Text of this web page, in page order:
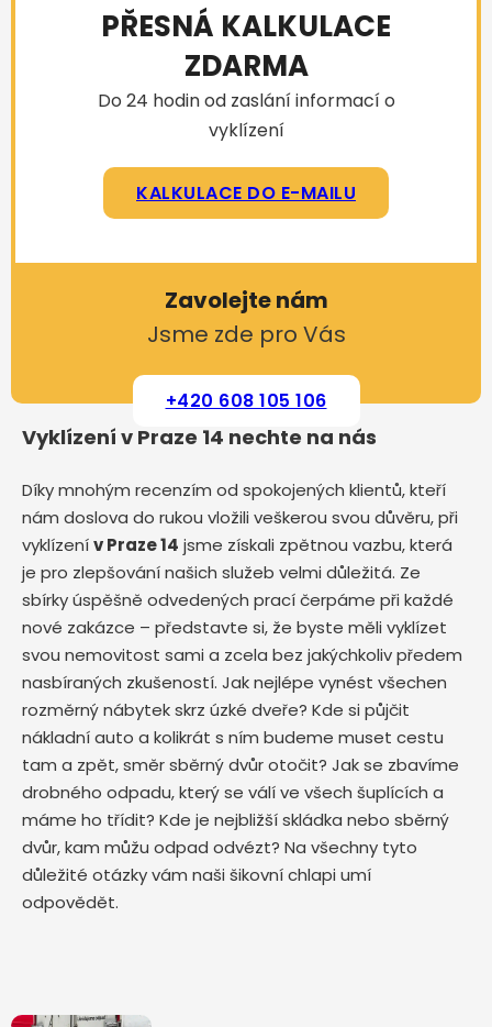
PŘESNÁ KALKULACE
ZDARMA
Do 24 hodin od zaslání informací o
vyklízení
KALKULACE DO E-MAILU
Zavolejte nám
Jsme zde pro Vás
+420 608 105 106
Vyklízení v Praze 14 nechte na nás
Díky mnohým recenzím od spokojených klientů, kteří
nám doslova do rukou vložili veškerou svou důvěru, při
vyklízenív Praze 14 jsme získali zpětnou vazbu, která
je pro zlepšování našich služeb velmi důležitá. Ze
sbírky úspěšně odvedených prací čerpáme při každé
nové zakázce – představte si, že byste měli vyklízet
svou nemovitost sami a zcela bez jakýchkoliv předem
nasbíraných zkušeností. Jak nejlépe vynést všechen
rozměrný nábytek skrz úzké dveře? Kde si půjčit
nákladní auto a kolikrát s ním budeme muset cestu
tam a zpět, směr sběrný dvůr otočit? Jak se zbavíme
drobného odpadu, který se válí ve všech šuplících a
máme ho třídit? Kde je nejbližší skládka nebo sběrný
dvůr, kam můžu odpad odvézt? Na všechny tyto
důležité otázky vám naši šikovní chlapi umí
odpovědět.